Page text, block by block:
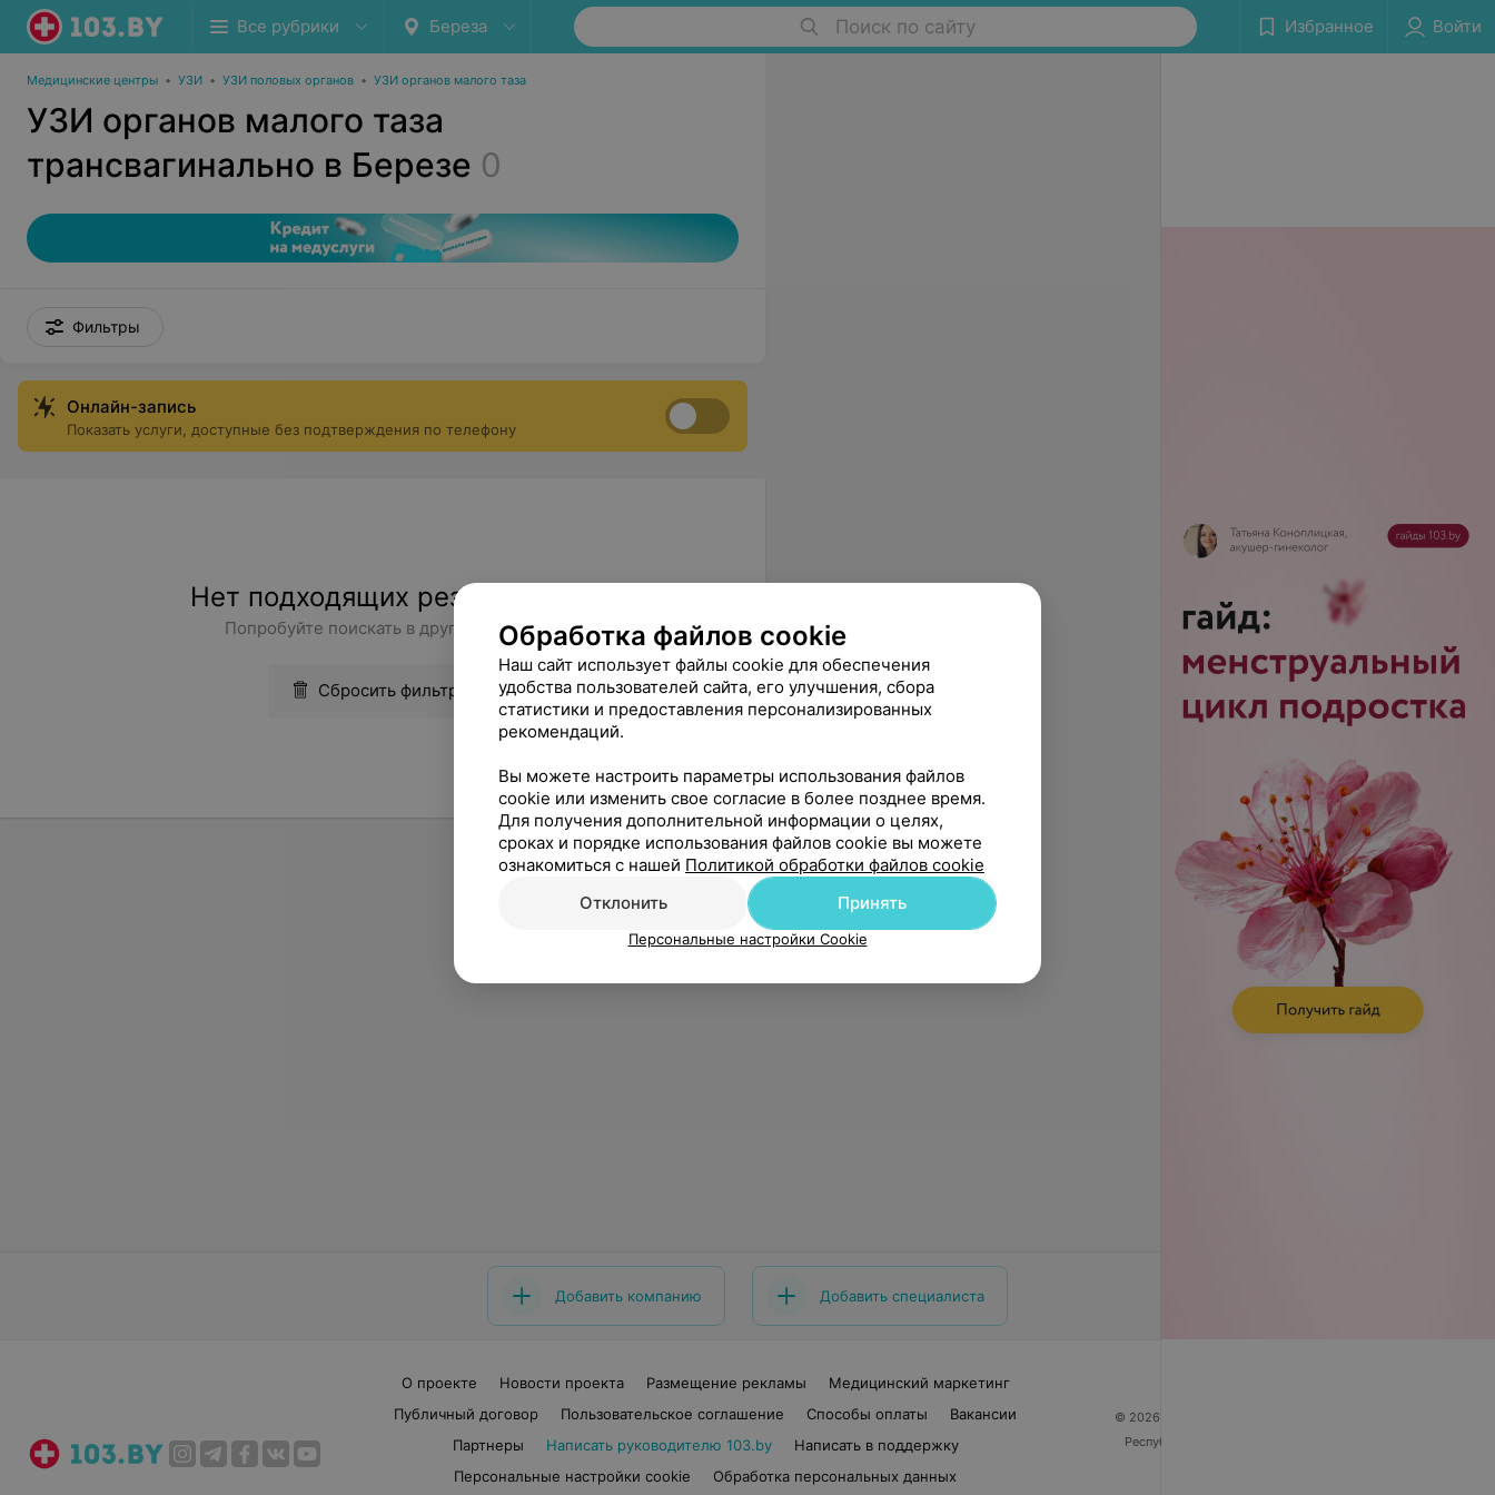
Все рубрики Береза Поиск по сайту Избранное Войти
Медицинские центры • УЗИ • УЗИ половых органов • УЗИ органов малого таза
УЗИ органов малого таза
трансвагинально в Березе 0
Фильтры
Онлайн-запись
Показать услуги, доступные без подтверждения по телефону
Нет подходящих результатов
Попробуйте поискать в другом городе
Сбросить фильтры
Добавить компанию Добавить специалиста
О проекте Новости проекта Размещение рекламы
Медицинский маркетинг
Публичный договор
Пользовательское соглашение Способы оплаты
Вакансии
Партнеры
Написать руководителю 103.by
Написать в поддержку
Персональные настройки cookie
Обработка персональных данных
© 2026 ООО «Артокс Лаб», УНП 191700409
Республика Беларусь, г. Минск, улица Толбухина, 2,
Обработка файлов cookie
Наш сайт использует файлы cookie для обеспечения
удобства пользователей сайта, его улучшения, сбора
статистики и предоставления персонализированных
рекомендаций.
Вы можете настроить параметры использования файлов
cookie или изменить свое согласие в более позднее время.
Для получения дополнительной информации о целях,
сроках и порядке использования файлов cookie вы можете
ознакомиться с нашей Политикой обработки файлов cookie
Отклонить
Принять
Персональные настройки Cookie